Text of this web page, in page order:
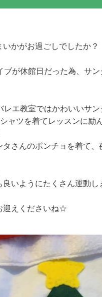
かがお過ごしでしたか？
ブが休館日だった為、サ
レエ教室ではかわいいサ
ャツを着てレッスンに励
さんのポンチョを着て、
いようにたくさん運動し
迎えくださいね☆